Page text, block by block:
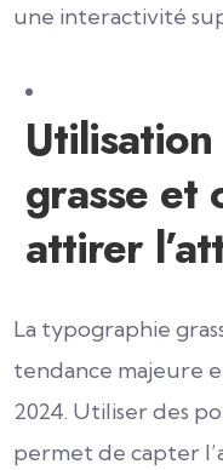
une interactivité
grasse et
attirer
La typographie
tendance majeure
2024. Utiliser des
permet de capter